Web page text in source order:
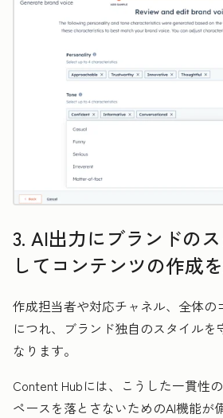
3. AI出力にブランドの
してコンテンツの作成
作成担当者や対応チャネル、全体の
につれ、ブランド独自のスタイルを
なります。
Content Hubには、こうした一貫性
ペースを落とさないためのAI機能が